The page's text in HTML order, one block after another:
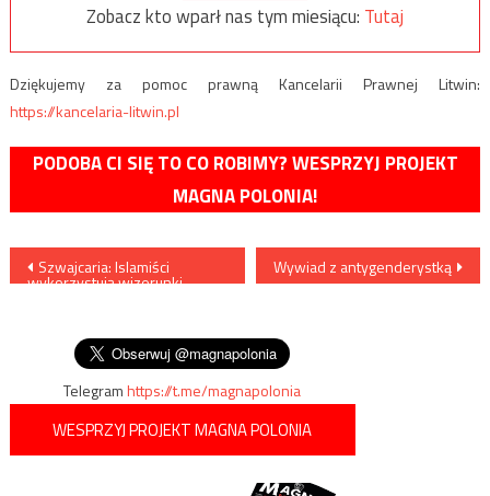
Zobacz kto wparł nas tym miesiącu: Tutaj
Dziękujemy za pomoc prawną Kancelarii Prawnej Litwin:
https://kancelaria-litwin.pl
PODOBA CI SIĘ TO CO ROBIMY? WESPRZYJ PROJEKT
MAGNA POLONIA!
Nawigacja
Szwajcaria: Islamiści
wykorzystują wizerunki
Wywiad z antygenderystką
Telegramhttps://t.me/magnapolonia
WESPRZYJ PROJEKT MAGNA POLONIA